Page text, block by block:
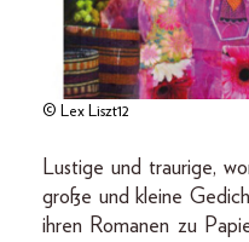
© Lex Liszt12
Lustige und traurige,
große und kleine
ihren Romanen zu